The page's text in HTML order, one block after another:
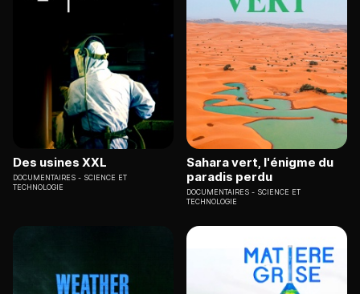
Des usines XXL
DOCUMENTAIRES
SCIENCE ET
TECHNOLOGIE
Sahara vert, l'énigme du
paradis perdu
DOCUMENTAIRES
SCIENCE ET
TECHNOLOGIE